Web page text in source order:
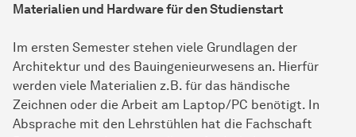
Materialien und Hardware für den Studienstart
Im ersten Semester stehen viele Grundlagen der
Architektur und des Bauingenieurwesens an. Hierfür
werden viele Materialien z.B. für das händische
Zeichnen oder die Arbeit am Laptop/PC benötigt. In
Absprache mit den Lehrstühlen hat die Fachschaft